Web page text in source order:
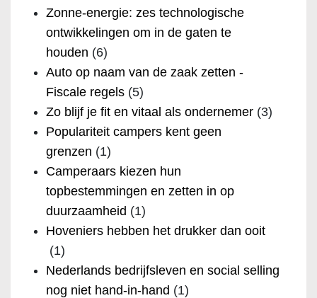
Zonne-energie: zes technologische
ontwikkelingen om in de gaten te
houden (6)
Auto op naam van de zaak zetten -
Fiscale regels (5)
Zo blijf je fit en vitaal als ondernemer (3)
Populariteit campers kent geen
grenzen (1)
Camperaars kiezen hun
topbestemmingen en zetten in op
duurzaamheid (1)
Hoveniers hebben het drukker dan ooit
(1)
Nederlands bedrijfsleven en social selling
nog niet hand-in-hand (1)